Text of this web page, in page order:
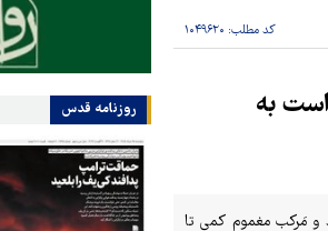
کد مطلب: ۱۰۴۹۶۲۰
به
و مَرکب مغموم کمی تا
روزنامه قدس